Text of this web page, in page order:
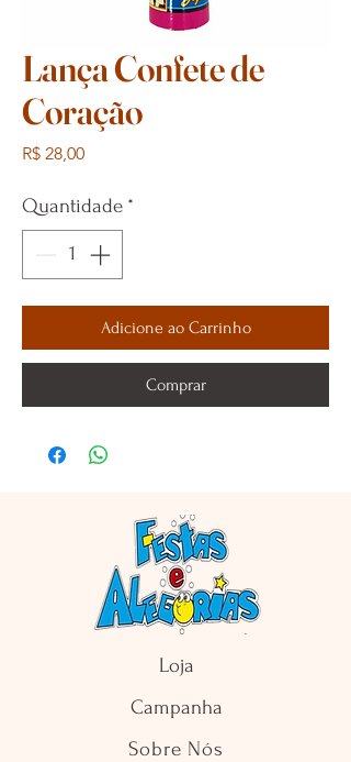
Lança Confete de
Coração
R$ 28,00Preço
Quantidade *
Adicione ao Carrinho
Comprar
Loja
Campanha
Sobre Nós